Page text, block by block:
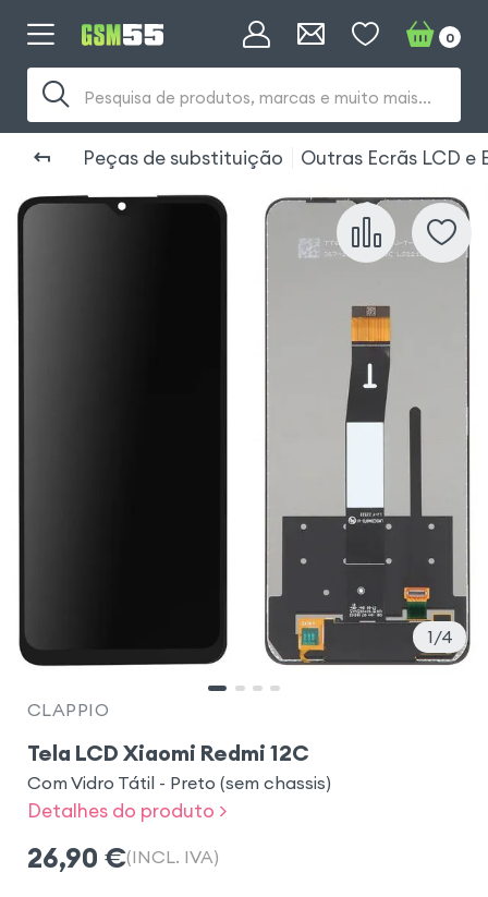
Pesquisa de produtos, marcas e muito mais...
0
Peças de substituição Outras Ecrãs LCD e
1 4
CLAPPIO
Tela LCD Xiaomi Redmi 12C
Com Vidro Tátil - Preto (sem chassis)
Detalhes do produto >
26,90 €(INCL. IVA)